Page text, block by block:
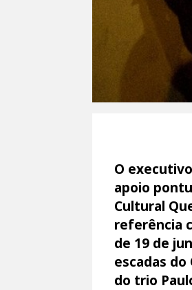
O
apoio
Cultural
referência
de 19 de
escadas
do trio